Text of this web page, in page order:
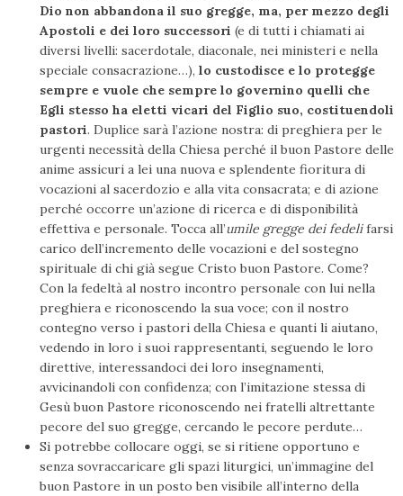
Dio non abbandona il suo gregge, ma, per mezzo degli
Apostoli e dei loro successori (e di tutti i chiamati ai
diversi livelli: sacerdotale, diaconale, nei ministeri e nella
speciale consacrazione…), lo custodisce e lo protegge
sempre e vuole che sempre lo governino quelli che
Egli stesso ha eletti vicari del Figlio suo, costituendoli
pastori. Duplice sarà l’azione nostra: di preghiera per le
urgenti necessità della Chiesa perché il buon Pastore delle
anime assicuri a lei una nuova e splendente fioritura di
vocazioni al sacerdozio e alla vita consacrata; e di azione
perché occorre un’azione di ricerca e di disponibilità
effettiva e personale. Tocca all’umile gregge dei fedelifarsi
carico dell’incremento delle vocazioni e del sostegno
spirituale di chi già segue Cristo buon Pastore. Come?
Con la fedeltà al nostro incontro personale con lui nella
preghiera e riconoscendo la sua voce; con il nostro
contegno verso i pastori della Chiesa e quanti li aiutano,
vedendo in loro i suoi rappresentanti, seguendo le loro
direttive, interessandoci dei loro insegnamenti,
avvicinandoli con confidenza; con l’imitazione stessa di
Gesù buon Pastore riconoscendo nei fratelli altrettante
pecore del suo gregge, cercando le pecore perdute…
Si potrebbe collocare oggi, se si ritiene opportuno e
senza sovraccaricare gli spazi liturgici, un’immagine del
buon Pastore in un posto ben visibile all’interno della